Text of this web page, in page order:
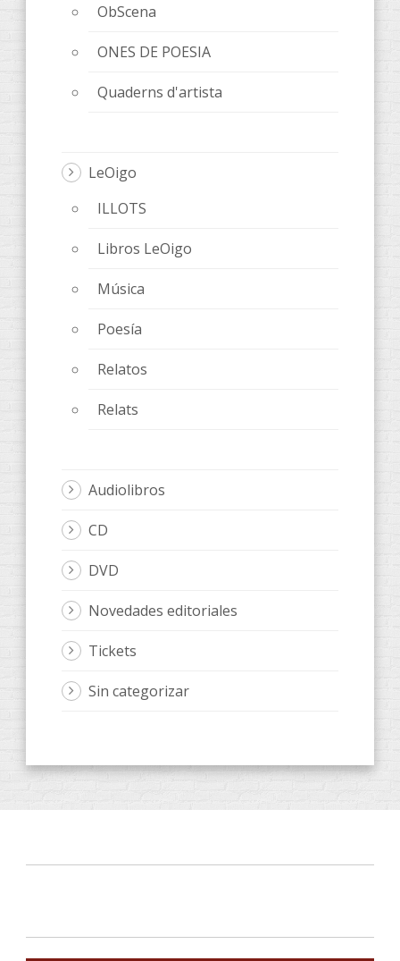
ObScena
ONES DE POESIA
Quaderns d'artista
LeOigo
ILLOTS
Libros LeOigo
Música
Poesía
Relatos
Relats
Audiolibros
CD
DVD
Novedades editoriales
Tickets
Sin categorizar